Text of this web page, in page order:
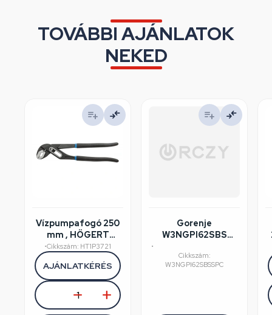
TOVÁBBI AJÁNLATOK
NEKED
Vízpumpafogó 250
mm , HÖGERT
HT1P372
•Cikkszám: HT1P3721
AJÁNLATKÉRÉS
Gorenje
W3NGPI62SBS
felújított/szépséghibás
•
Cikkszám:
W3NGPI62SBSSPC